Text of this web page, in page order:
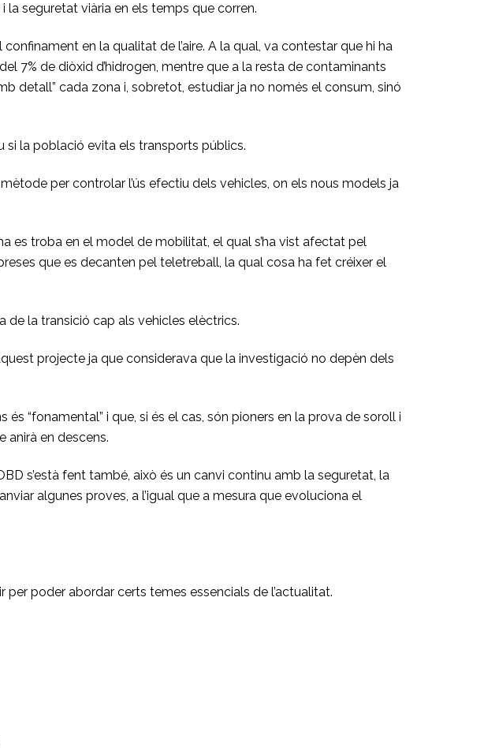
seguretat viària en els temps que corren.
en la qualitat de l’aire. A la qual, va contestar que hi ha
7% de diòxid d’hidrogen, mentre que a la resta de contaminants
detall” cada zona i, sobretot, estudiar ja no només el consum, sinó
si la població evita els transports públics.
per controlar l’ús efectiu dels vehicles, on els nous models ja
es troba en el model de mobilitat, el qual s’ha vist afectat pel
que es decanten pel teletreball, la qual cosa ha fet créixer el
de la transició cap als vehicles elèctrics.
projecte ja que considerava que la investigació no depèn dels
“fonamental” i que, si és el cas, són pioners en la prova de soroll i
anirà en descens.
s’està fent també, això és un canvi continu amb la seguretat, la
algunes proves, a l’igual que a mesura que evoluciona el
poder abordar certs temes essencials de l’actualitat.